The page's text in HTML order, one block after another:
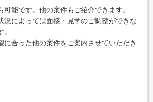
能です。他の案件もご紹介できます。
況によっては面接・見学のご調整ができな
に合った他の案件をご案内させていただき